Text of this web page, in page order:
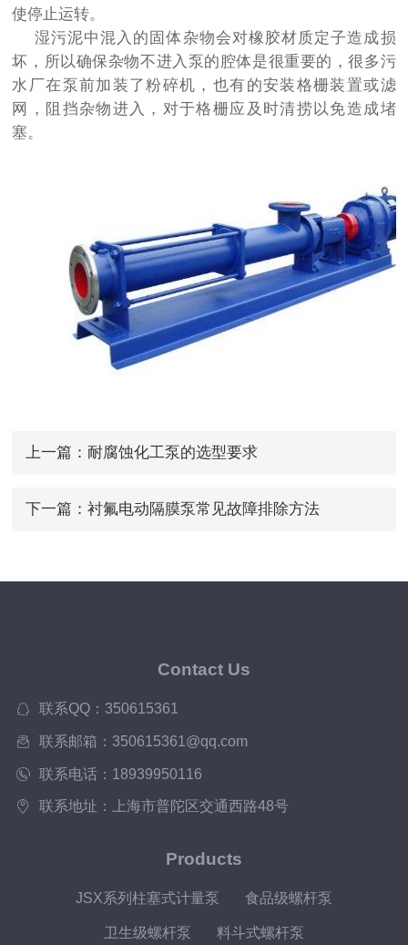
使停止运转。
湿污泥中混入的固体杂物会对橡胶材质定子造成损
坏，所以确保杂物不进入泵的腔体是很重要的，很多污
水厂在泵前加装了粉碎机，也有的安装格栅装置或滤
网，阻挡杂物进入，对于格栅应及时清捞以免造成堵
塞。
上一篇： 耐腐蚀化工泵的选型要求
下一篇： 衬氟电动隔膜泵常见故障排除方法
Contact Us
联系QQ：350615361
联系邮箱：350615361@qq.com
联系电话：18939950116
联系地址：上海市普陀区交通西路48号
Products
JSX系列柱塞式计量泵 食品级螺杆泵
卫生级螺杆泵 料斗式螺杆泵